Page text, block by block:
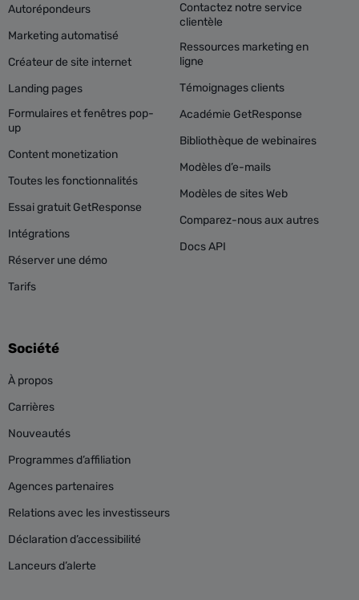
Autorépondeurs
Marketing automatisé
Créateur de site internet
Landing pages
Formulaires et fenêtres pop-
up
Content monetization
Toutes les fonctionnalités
Essai gratuit GetResponse
Intégrations
Réserver une démo
Tarifs
Contactez notre service
clientèle
Ressources marketing en
ligne
Témoignages clients
Académie GetResponse
Bibliothèque de webinaires
Modèles d’e-mails
Modèles de sites Web
Comparez-nous aux autres
Docs API
Société
À propos
Carrières
Nouveautés
Programmes d’affiliation
Agences partenaires
Relations avec les investisseurs
Déclaration d’accessibilité
Lanceurs d’alerte